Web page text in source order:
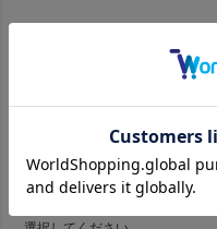
¥1,980税込
用途
(